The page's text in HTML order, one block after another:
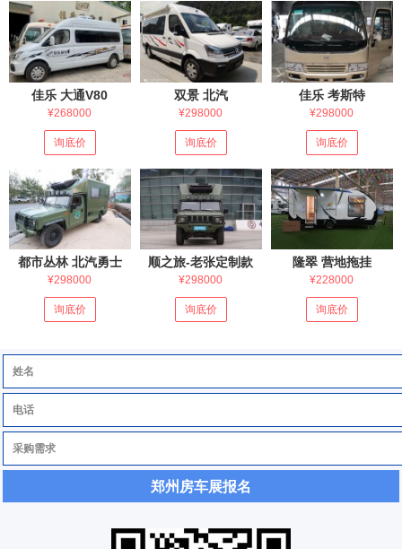
佳乐 大通V80
¥268000
询底价
双景 北汽
¥298000
询底价
佳乐 考斯特
¥298000
询底价
都市丛林 北汽勇士
¥298000
询底价
顺之旅-老张定制款
¥298000
询底价
隆翠 营地拖挂
¥228000
询底价
郑州房车展报名